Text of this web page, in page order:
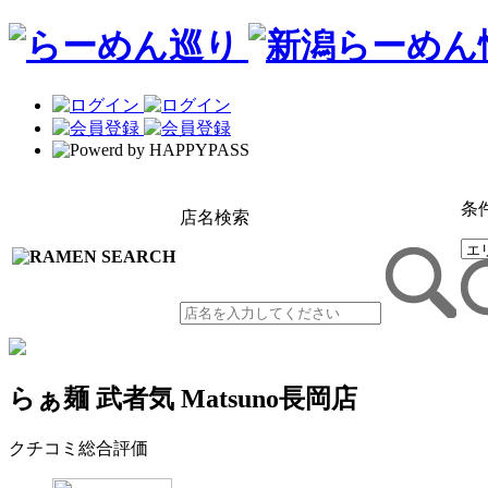
店名検索 条
らぁ麺 武者気 Matsuno長岡店
クチコミ総合評価